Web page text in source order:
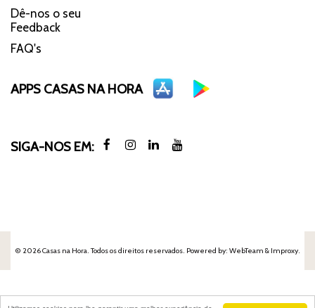
Dê-nos o seu
Feedback
FAQ's
APPS CASAS NA HORA
SIGA-NOS EM:
© 2026 Casas na Hora. Todos os direitos reservados. Powered by: WebTeam & Improxy.